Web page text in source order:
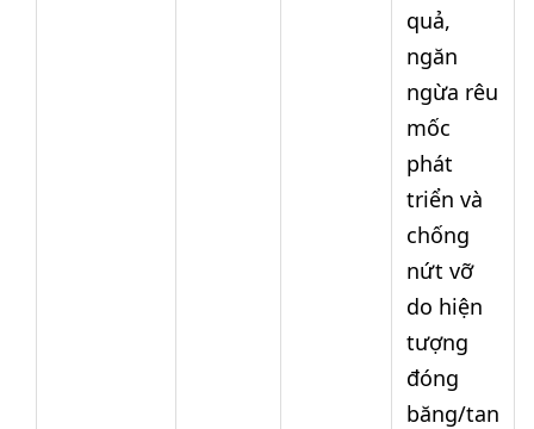
quả,
ngăn
ngừa rêu
mốc
phát
triển và
chống
nứt vỡ
do hiện
tượng
đóng
băng/tan